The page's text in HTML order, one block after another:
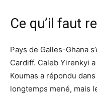
Ce qu’il faut
Pays de Galles-Ghana
Cardiff. Caleb Yirenkyi
Koumas a répondu
longtemps mené, mais